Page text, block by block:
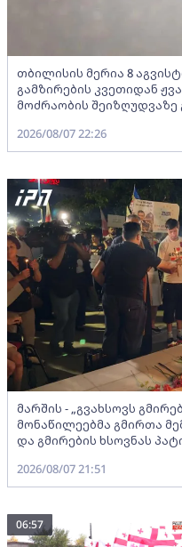
თბილისის მერია 8
გამზირების კვეთიდან
მოძრაობის შეიზღუდვაზე
2026/08/07 22:26
მარშის - „გვახსოვს
მონაწილეებმა გმირთა
და გმირების ხსოვნას
2026/08/07 21:51
06:57